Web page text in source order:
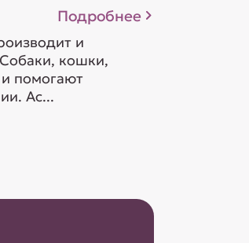
Подробнее
и
кошки,
помогают
Ас...